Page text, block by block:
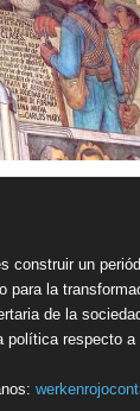
construir un
para la
de la
política respecto